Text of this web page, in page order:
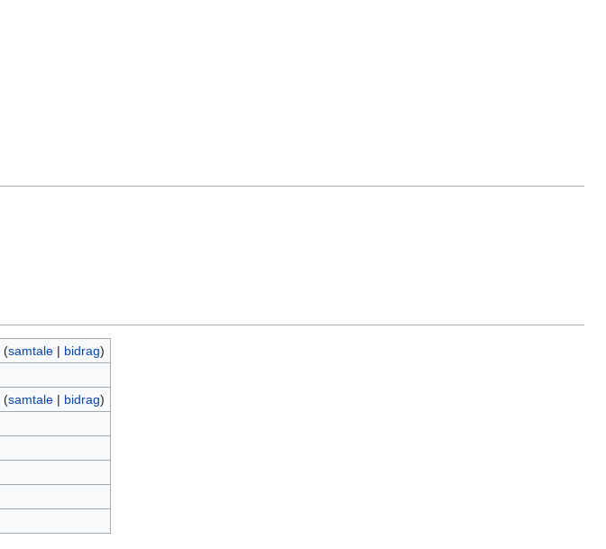
(samtale| bidrag)
(samtale| bidrag)